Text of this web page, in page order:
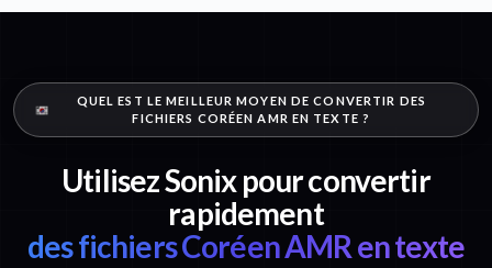
QUEL EST LE MEILLEUR MOYEN DE CONVERTIR DES
FICHIERS CORÉEN AMR EN TEXTE ?
Utilisez Sonix pour convertir
rapidement
des fichiers Coréen AMR en texte